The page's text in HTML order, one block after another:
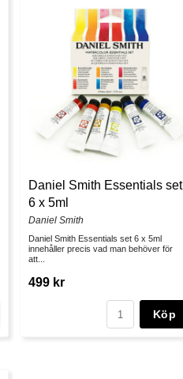
Daniel Smith Essentials set
6 x 5ml
Daniel Smith
Daniel Smith Essentials set 6 x 5ml
innehåller precis vad man behöver för
att...
499 kr
Köp